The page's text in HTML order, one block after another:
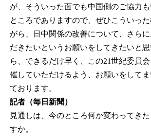
が、そういった面でも中国側のご協力
ところでありますので、ぜひこういっ
がら、日中関係の改善について、さら
だきたいというお願いをしてきたいと
ら、できるだけ早く、この21世紀委員
催していただけるよう、お願いをして
ております。
記者（毎日新聞）
見通しは、今のところ何か変わってき
すか。